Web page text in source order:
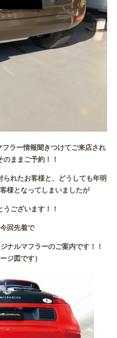
ラー情報聞きつけてご来店され
のままご予約！！
れたお客様と、どうしても年明
様となってしまいましたが
うございます！！
回先着で
ルマフラーのご案内です！！
ジ図です）